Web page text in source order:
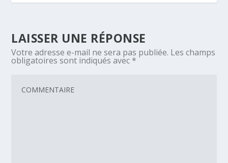
LAISSER UNE RÉPONSE
Votre adresse e-mail ne sera pas publiée. Les champs
obligatoires sont indiqués avec *